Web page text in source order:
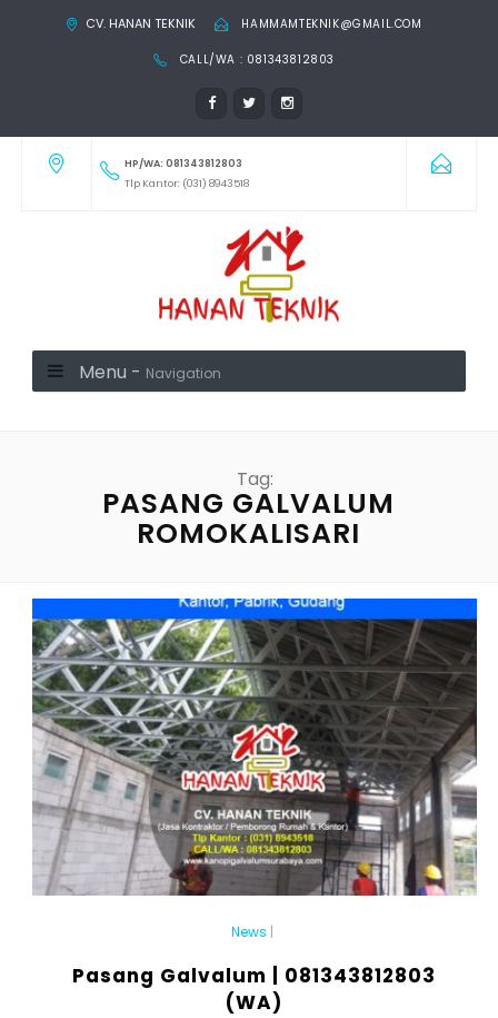
CV. HANAN TEKNIK HAMMAMTEKNIK@GMAIL.COM
CALL/WA : 081343812803
HP/WA: 081343812803
Tlp Kantor: (031) 8943518
Menu - Navigation
Tag:
PASANG GALVALUM
ROMOKALISARI
News |
Pasang Galvalum | 081343812803
(WA)